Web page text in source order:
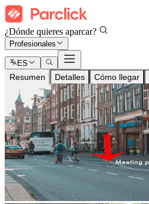
¿Dónde quieres aparcar?
Profesionales
ES
Resumen Detalles Cómo llegar